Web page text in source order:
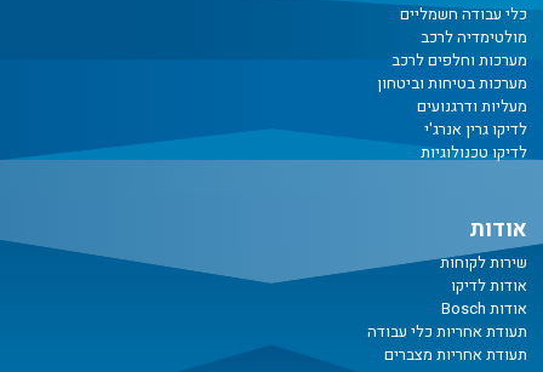
כלי עבודה חשמליים
מולטימדיה לרכב
מערכות וחלפים לרכב
מערכות בטיחות וביטחון
מעליות ודרגנועים
לדיקו גרין אנרג'י
לדיקו טכנולוגיות
אודות
שירות לקוחות
אודות לדיקו
אודות Bosch
תעודת אחריות כלי עבודה
תעודת אחריות מצברים